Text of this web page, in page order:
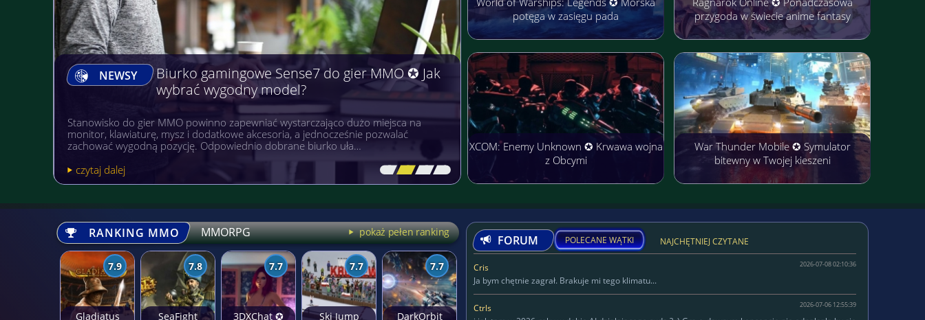
NEWSY
Biurko gamingowe Sense7 do gier MMO ✪ Jak
wybrać wygodny model?
Stanowisko do gier MMO powinno zapewniać wystarczająco dużo miejsca na
monitor, klawiaturę, mysz i dodatkowe akcesoria, a jednocześnie pozwalać
zachować wygodną pozycję. Odpowiednio dobrane biurko uła…
czytaj dalej
[\ \\ \\ \]
potęga w zasięgu pada
przygoda w świecie anime fantasy
XCOM: Enemy Unknown ✪ Krwawa wojna
z Obcymi
War Thunder Mobile ✪ Symulator
bitewny w Twojej kieszeni
RANKING MMO MMORPG pokaż pełen ranking
7.9
Gladiatus
7.8
SeaFight
7.7
3DXChat ✪
7.7
Ski Jump
7.7
DarkOrbit
FORUM POLECANE WĄTKI NAJCHĘTNIEJ CZYTANE
Cris 2026-07-08 02:10:36
Ja bym chętnie zagrał. Brakuje mi tego klimatu...
Ctrls 2026-07-06 12:55:39